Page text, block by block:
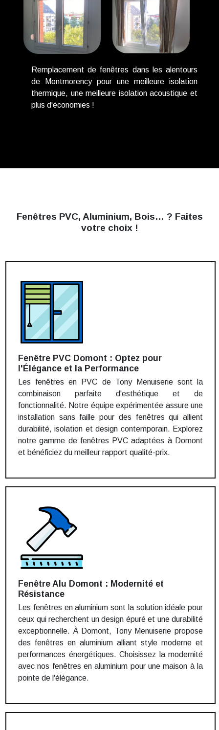
Remplacement de fenêtres dans les alentours
de Montmorency pour une meilleure isolation
thermique, une meilleure isolation acoustique et
plus d'économies !
Fenêtres PVC, Aluminium, Bois… ? Faites
votre choix !
Fenêtre PVC Domont : Optez pour
l'Élégance et la Performance
Les fenêtres en PVC de Tony Menuiserie sont la
combinaison parfaite d'esthétique et de
fonctionnalité. Notre équipe expérimentée assure une
installation sans faille pour des fenêtres qui allient
durabilité, isolation et design contemporain. Explorez
notre gamme de fenêtres PVC adaptées à Domont
et bénéficiez du meilleur rapport qualité-prix.
Fenêtre Alu Domont : Modernité et
Résistance
Les fenêtres en aluminium sont la solution idéale pour
ceux qui recherchent un design épuré et une durabilité
exceptionnelle. À Domont, Tony Menuiserie propose
des fenêtres en aluminium alliant style moderne et
performances énergétiques. Choisissez la modernité
avec nos fenêtres en aluminium pour une maison à la
pointe de l'élégance.